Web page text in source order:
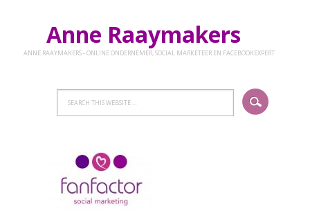
Anne Raaymakers
ANNE RAAYMAKERS - ONLINE ONDERNEMER, SOCIAL MARKETEER EN FACEBOOKEXPERT